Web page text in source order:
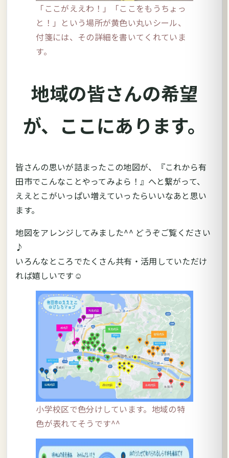
「ここがええわ！」「ここをもうちょっ
と！」という場所が黄色い丸いシール、
付箋には、その詳細を書いてくれていま
す。
地域の皆さんの希望
が、ここにあります。
皆さんの思いが詰まったこの地図が、『これから有
田市でこんなことやってみよら！』へと繋がって、
ええとこがいっぱい増えていったらいいなあと思い
ます。
地図をアレンジしてみました^^ どうぞご覧ください
♪
いろんなところでたくさん共有・活用していただけ
れば嬉しいです☺
小学校区で色分けしています。地域の特
色が表れてそうです^^